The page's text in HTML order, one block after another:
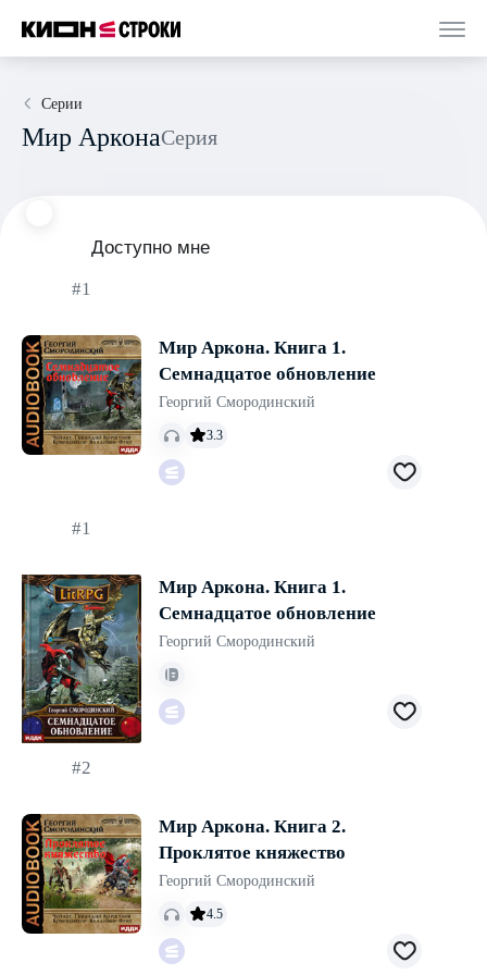
Серии
Мир Аркона Серия
Доступно мне
#1
Мир Аркона. Книга 1.
Семнадцатое обновление
Георгий Смородинский
3.3
#1
Мир Аркона. Книга 1.
Семнадцатое обновление
Георгий Смородинский
#2
Мир Аркона. Книга 2.
Проклятое княжество
Георгий Смородинский
4.5